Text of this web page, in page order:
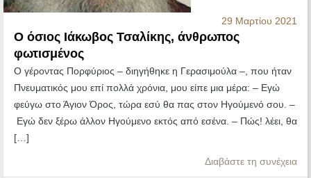
29 Μαρτίου 2021
Ο όσιος Ιάκωβος Τσαλίκης, άνθρωπος
φωτισμένος
Ο γέροντας Πορφύριος – διηγήθηκε η Γερασιμούλα –, που ήταν
Πνευματικός μου επί πολλά χρόνια, μου είπε μια μέρα: – Εγώ
φεύγω στο Άγιον Όρος, τώρα εσύ θα πας στον Ηγούμενό σου. –
Εγώ δεν ξέρω άλλον Ηγούμενο εκτός από εσένα. – Πώς! λέει, θα
[…]
Διαβάστε τη συνέχεια